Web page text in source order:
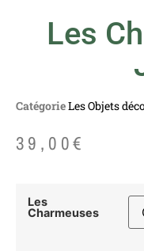
Les
CatégorieLes Objets
39,00€
Les
Charmeuses